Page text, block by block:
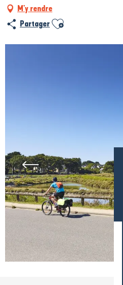
M'y rendre
Partager Ajouter aux favoris